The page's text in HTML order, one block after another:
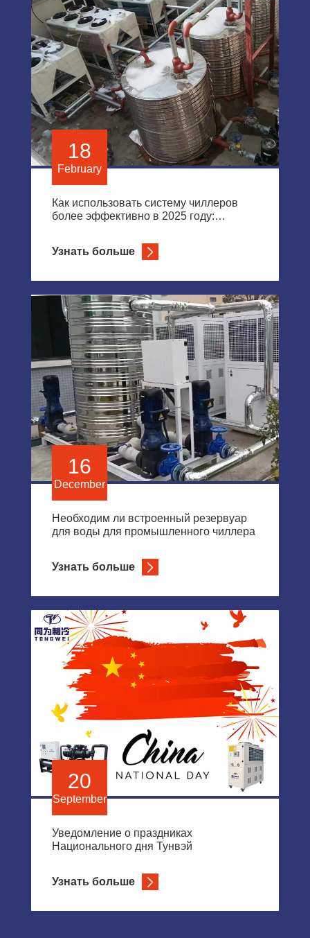
18
February
Как использовать систему чиллеров
более эффективно в 2025 году:
производительности
Узнать больше
16
December
Необходим ли встроенный резервуар
для воды для промышленного чиллера
Узнать больше
20
September
Уведомление о праздниках
Национального дня Тунвэй
Узнать больше